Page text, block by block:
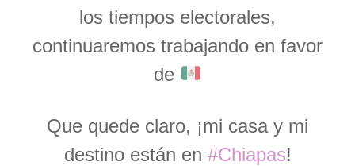
los tiempos electorales,
continuaremos trabajando en favor
de
Que quede claro, ¡mi casa y mi
destino están en #Chiapas!